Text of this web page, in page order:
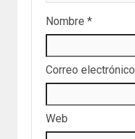
Nombre *
Correo electrónico
Web